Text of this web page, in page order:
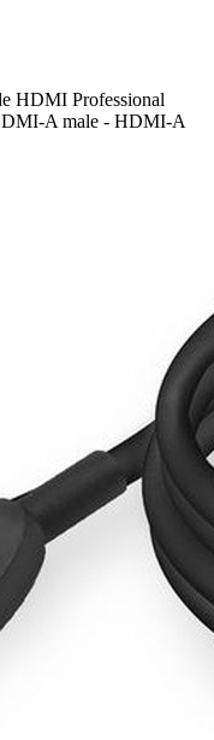
HDMI Professional
A male - HDMI-A